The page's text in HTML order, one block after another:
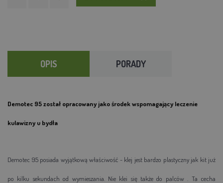
OPIS PORADY
Demotec 95 został opracowany jako środek wspomagający leczenie
kulawizny u bydła
Demotec 95 posiada wyjątkową właściwość - klej jest bardzo plastyczny jak kit już
po kilku sekundach od wymieszania. Nie klei się także do palców . Ta cecha